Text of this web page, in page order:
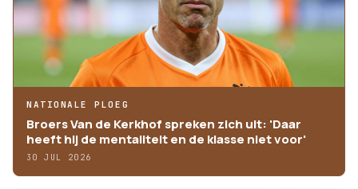
NATIONALE PLOEG
Broers Van de Kerkhof spreken zich uit: 'Daar
heeft hij de mentaliteit en de klasse niet voor'
30 JUL 2026